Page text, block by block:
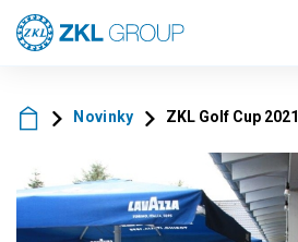
Novinky ZKL Golf Cup 2021